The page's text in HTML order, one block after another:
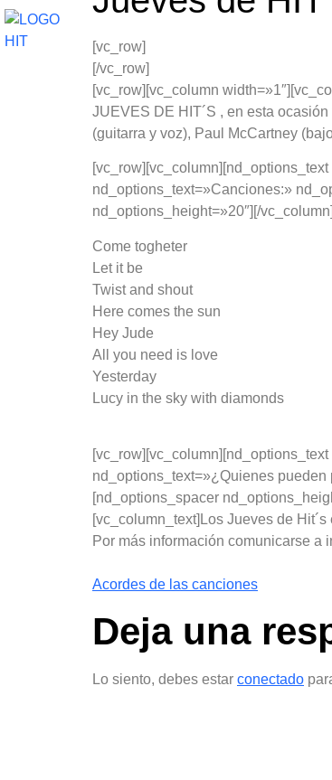
[vc_row]
[/vc_row]
[vc_row][vc_column
JUEVES DE HIT´S , en esta
(guitarra y voz), Paul McCartney
nd_options_text=»Canciones:»
nd_options_height=»20″][/
Come togheter
Let it be
Twist and shout
Here comes the sun
Hey Jude
All you need is love
Yesterday
Lucy in the sky with diamonds
nd_options_text=»¿Quienes
[nd_options_spacer
[vc_column_text]Los Jueves de
Por más información comunicarse a
Acordes de las canciones
Deja una
Lo siento, debes estar conectado